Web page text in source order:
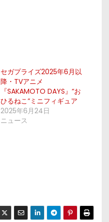
セガプライズ2025年6月以
降・TVアニメ
『SAKAMOTO DAYS』“お
ひるねこ”ミニフィギュア
2025年6月24日
ニュース